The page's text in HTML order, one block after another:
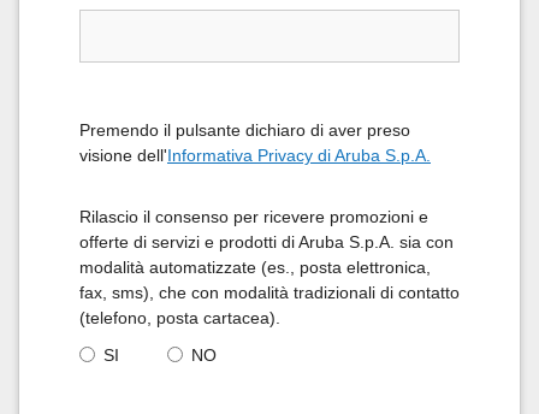
Premendo il pulsante dichiaro di aver preso
visione dell'Informativa Privacy di Aruba S.p.A.
Rilascio il consenso per ricevere promozioni e
offerte di servizi e prodotti di Aruba S.p.A. sia con
modalità automatizzate (es., posta elettronica,
fax, sms), che con modalità tradizionali di contatto
(telefono, posta cartacea).
SI
NO